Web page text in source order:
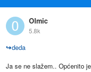
Olmic
5.8k
↪deda
Ja se ne slažem.. Općenito